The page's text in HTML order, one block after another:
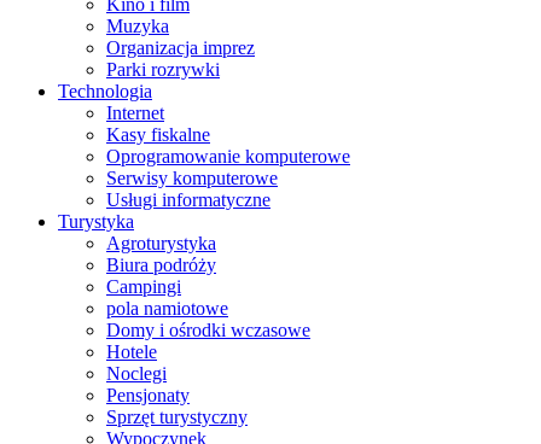
Kino i film
Muzyka
Organizacja imprez
Parki rozrywki
Technologia
Internet
Kasy fiskalne
Oprogramowanie komputerowe
Serwisy komputerowe
Usługi informatyczne
Turystyka
Agroturystyka
Biura podróży
Campingi
pola namiotowe
Domy i ośrodki wczasowe
Hotele
Noclegi
Pensjonaty
Sprzęt turystyczny
Wypoczynek